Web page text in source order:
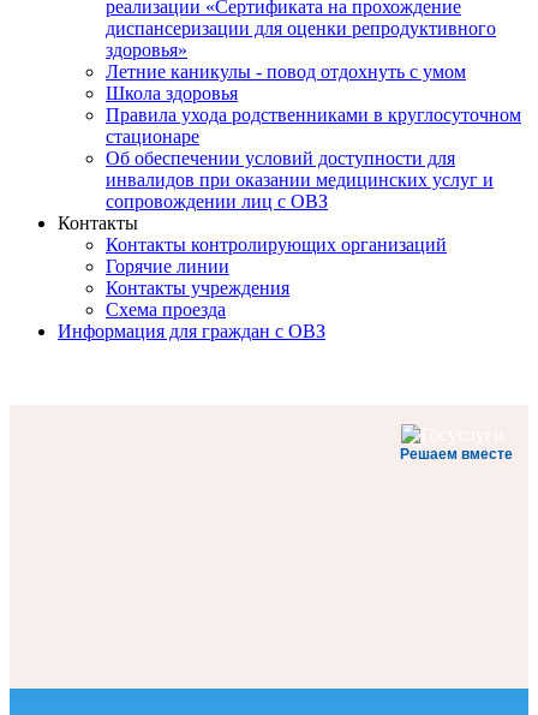
реализации «Сертификата на прохождение
диспансеризации для оценки репродуктивного
здоровья»
Летние каникулы - повод отдохнуть с умом
Школа здоровья
Правила ухода родственниками в круглосуточном
стационаре
Об обеспечении условий доступности для
инвалидов при оказании медицинских услуг и
сопровождении лиц с ОВЗ
Контакты
Контакты контролирующих организаций
Горячие линии
Контакты учреждения
Схема проезда
Информация для граждан с ОВЗ
Решаем вместе